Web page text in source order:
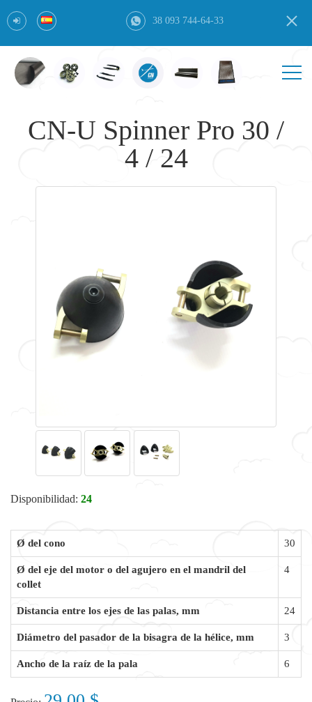
38 093 744-64-33
CN-U Spinner Pro 30 /
4 / 24
Disponibilidad: 24
Ø del cono 30
Ø del eje del motor o del agujero en el mandril del
collet
4
Distancia entre los ejes de las palas, mm 24
Diámetro del pasador de la bisagra de la hélice, mm 3
Ancho de la raíz de la pala 6